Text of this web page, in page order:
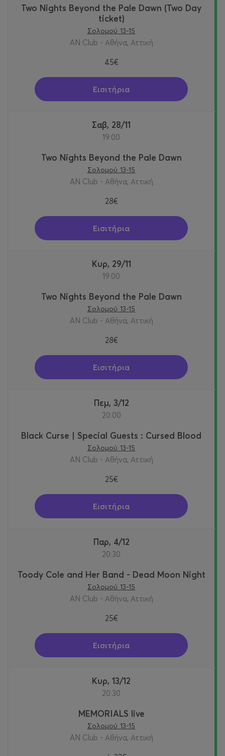
Two Nights Beyond the Pale Dawn (Two Day
ticket)
Σολομού 13-15
AN Club - Αθήνα, Αττική
45€
Εισιτήρια
Σαβ, 28/11
19:00
Two Nights Beyond the Pale Dawn
Σολομού 13-15
AN Club - Αθήνα, Αττική
28€
Εισιτήρια
Κυρ, 29/11
19:00
Two Nights Beyond the Pale Dawn
Σολομού 13-15
AN Club - Αθήνα, Αττική
28€
Εισιτήρια
Πεμ, 3/12
20:00
Black Curse | Special Guests : Cursed Blood
Σολομού 13-15
AN Club - Αθήνα, Αττική
25€
Εισιτήρια
Παρ, 4/12
20:30
Toody Cole and Her Band - Dead Moon Night
Σολομού 13-15
AN Club - Αθήνα, Αττική
25€
Εισιτήρια
Κυρ, 13/12
20:30
MEMORIALS live
Σολομού 13-15
AN Club - Αθήνα, Αττική